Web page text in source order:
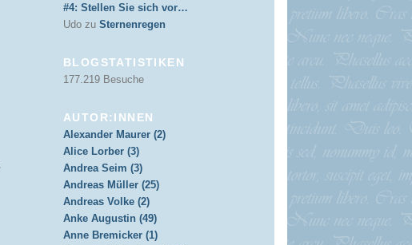
#4: Stellen Sie sich vor…
Udo zu Sternenregen
BLOGSTATISTIKEN
177.219 Besuche
AUTOR:INNEN
Alexander Maurer (2)
Alice Lorber (3)
Andrea Seim (3)
Andreas Müller (25)
Andreas Volke (2)
Anke Augustin (49)
Anne Bremicker (1)